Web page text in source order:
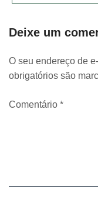
Deixe um
O seu endereço de
obrigatórios são
Comentário *